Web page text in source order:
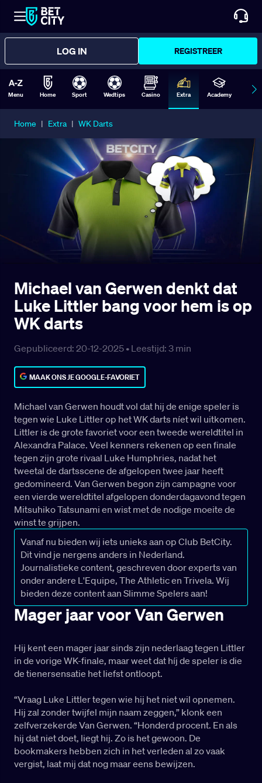
LOG IN REGISTREER
Menu Home Sport Wedtips Casino Extra Academy
Home | Extra | WK Darts
Michael van Gerwen denkt dat
Luke Littler bang voor hem is op
WK darts
Gepubliceerd: 20-12-2025 • Leestijd: 3 min
MAAK ONS JE GOOGLE-FAVORIET
Michael van Gerwen houdt vol dat hij de enige speler is
tegen wie Luke Littler op het WK darts níet wil uitkomen.
Littler is de grote favoriet voor een tweede wereldtitel in
Alexandra Palace. Veel kenners rekenen op een finale
tegen zijn grote rivaal Luke Humphries, nadat het
tweetal de dartsscene de afgelopen twee jaar heeft
gedomineerd. Van Gerwen begon zijn campagne voor
een vierde wereldtitel afgelopen donderdagavond tegen
Mitsuhiko Tatsunami en wist met de nodige moeite de
winst te grijpen.
Vanaf nu bieden wij iets unieks aan op Club BetCity.
Dit vind je nergens anders in Nederland.
Journalistieke content, geschreven door experts van
onder andere L'Equipe, The Athletic en Trivela. Wij
bieden deze content aan Slimme Spelers aan!
Mager jaar voor Van Gerwen
Hij kent een mager jaar sinds zijn nederlaag tegen Littler
in de vorige WK-finale, maar weet dat híj de speler is die
de tienersensatie het liefst ontloopt.
“Vraag Luke Littler tegen wie hij het niet wil opnemen.
Hij zal zonder twijfel mijn naam zeggen,” klonk een
zelfverzekerde Van Gerwen. “Honderd procent. En als
hij dat niet doet, liegt hij. Zo is het gewoon. De
bookmakers hebben zich in het verleden al zo vaak
vergist, laat mij dat nog maar eens bewijzen.